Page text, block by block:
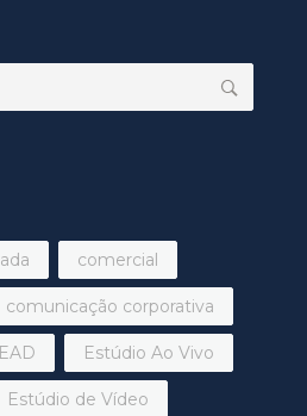
comercial
comunicação corporativa
EAD Estúdio Ao Vivo
Estúdio de Vídeo